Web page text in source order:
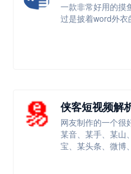
一款非常好用的摸
过是披着word外衣
侠客短视频解
网友制作的一个很
某音、某手、某山
宝、某头条、微博